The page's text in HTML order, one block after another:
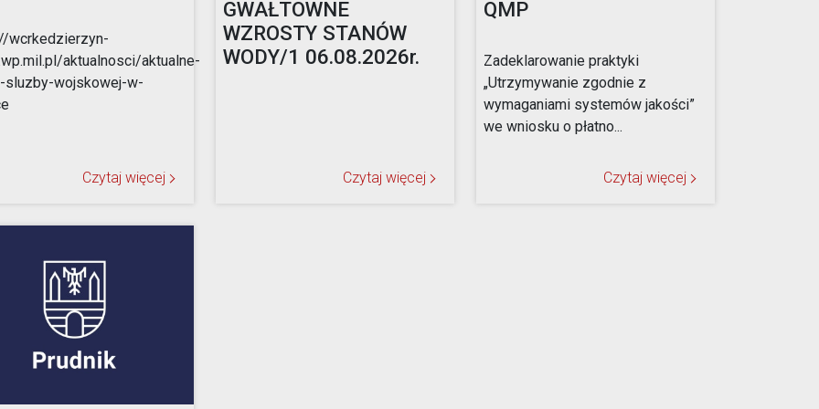
wcrkedzierzyn-
aktualnosci/aktualne-
sluzby-wojskowej-w-
Czytaj więcej
GWAŁTOWNE
WZROSTY STANÓW
WODY/1 06.08.2026r.
Czytaj więcej
QMP
Zadeklarowanie praktyki
„Utrzymywanie zgodnie z
wymaganiami systemów jakości”
we wniosku o płatno...
Czytaj więcej